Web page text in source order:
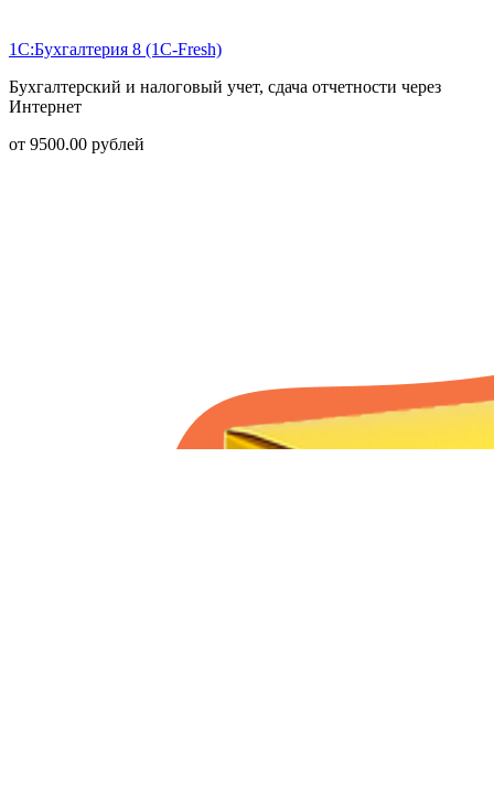
1С:Бухгалтерия 8 (1С-Fresh)
Бухгалтерский и налоговый учет, сдача отчетности через
Интернет
от 9500.00 рублей